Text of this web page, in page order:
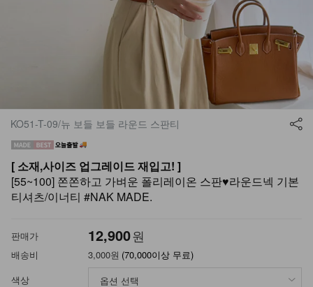
장마템 기획전 오늘출발 시즌
KO51-T-09/뉴 보들 보들 라운드 스판티
[ 소재,사이즈 업그레이드 재입고! ]
[55~100] 쫀쫀하고 가벼운 폴리레이온 스판♥라운드넥 기본
티셔츠/이너티 #NAK MADE.
판매가 12,900원
배송비 3,000원 (70,000이상 무료)
색상